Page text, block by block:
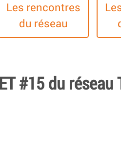
Les rencontres
du réseau
#15 du réseau